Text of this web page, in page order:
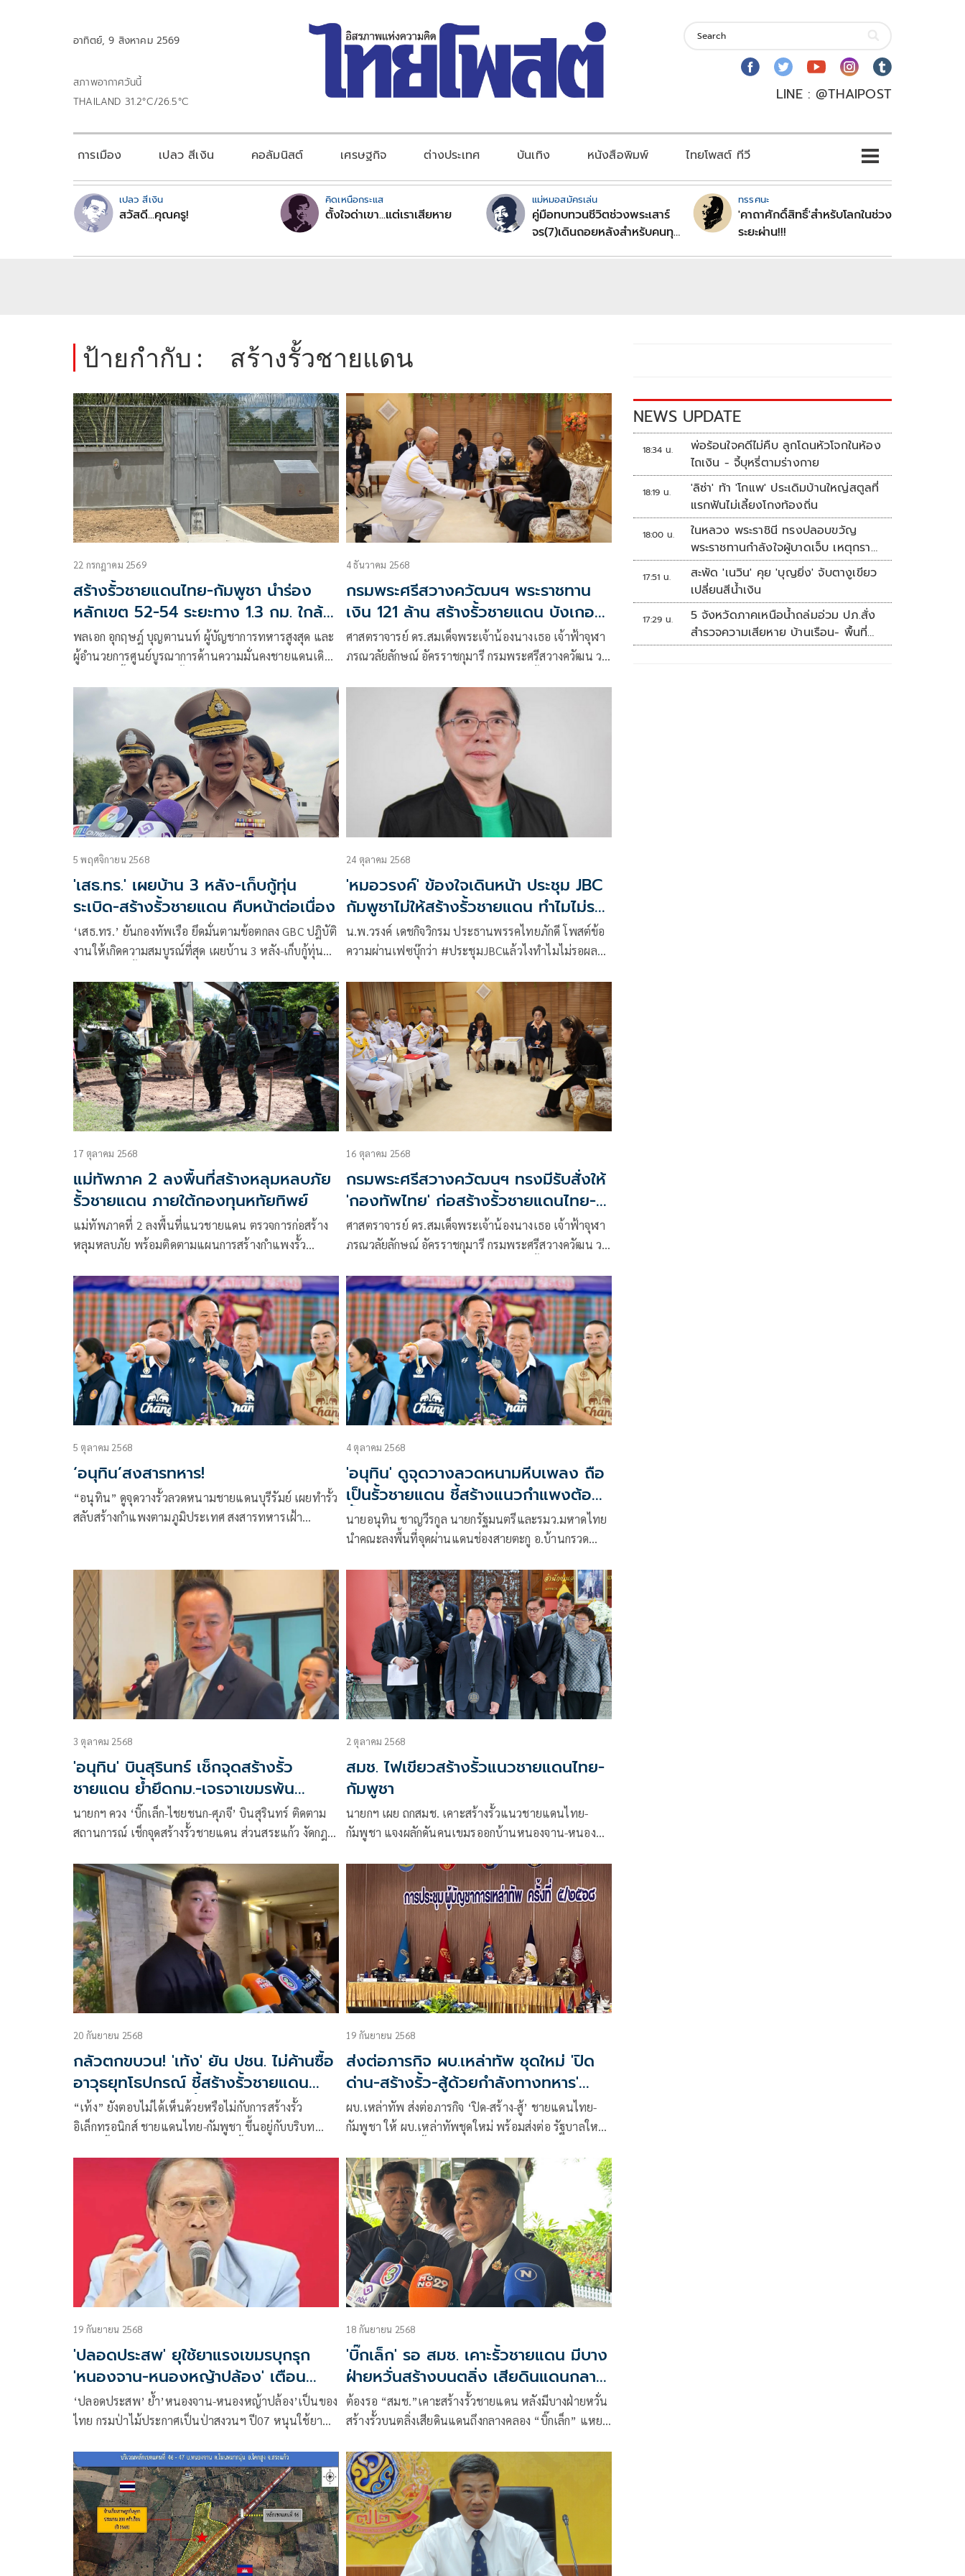
อาทิตย์, 9 สิงหาคม 2569
สภาพอากาศวันนี้
THAILAND 31.2°C/26.5°C
LINE : @THAIPOST
การเมือง เปลว สีเงิน คอลัมนิสต์ เศรษฐกิจ ต่างประเทศ บันเทิง หนังสือพิมพ์ ไทยโพสต์ ทีวี
เปลว สีเงิน
สวัสดี...คุณครู!
คิดเหนือกระแส
ตั้งใจด่าเขา...แต่เราเสียหาย
แม่หมอสมัครเล่น
คู่มือทบทวนชีวิตช่วงพระเสาร์
จร(7)เดินถอยหลังสำหรับคนทุก
ทรรศนะ
'คาถาศักดิ์สิทธิ์'สำหรับโลกในช่วง
ระยะผ่าน!!!
ป้ายกำกับ : สร้างรั้วชายแดน
22 กรกฎาคม 2569
สร้างรั้วชายแดนไทย-กัมพูชา นำร่อง
หลักเขต 52-54 ระยะทาง 1.3 กม. ใกล้
แล้วเสร็จ
พลเอก อุกฤษฎ์ บุญตานนท์ ผู้บัญชาการทหารสูงสุด และ
ผู้อำนวยการศูนย์บูรณาการด้านความมั่นคงชายแดนเดิน
4 ธันวาคม 2568
กรมพระศรีสวางควัฒนฯ พระราชทาน
เงิน 121 ล้าน สร้างรั้วชายแดน บังเกอร์
หลุมหลบภัย ถนนตรวจการณ์
ศาสตราจารย์ ดร.สมเด็จพระเจ้าน้องนางเธอ เจ้าฟ้าจุฬา
ภรณวลัยลักษณ์ อัครราชกุมารี กรมพระศรีสวางควัฒน วร
อัครราชกุมารี โรงพยาบาลจุฬาภรณ์ พระราชทานพระ
5 พฤศจิกายน 2568
'เสธ.ทร.' เผยบ้าน 3 หลัง-เก็บกู้ทุ่น
ระเบิด-สร้างรั้วชายแดน คืบหน้าต่อเนื่อง
‘เสธ.ทร.’ ยันกองทัพเรือ ยึดมั่นตามข้อตกลง GBC ปฎิบัติ
งานให้เกิดความสมบูรณ์ที่สุด เผยบ้าน 3 หลัง-เก็บกู้ทุ่น
ปกป้องอธิปไตย
24 ตุลาคม 2568
'หมอวรงค์' ข้องใจเดินหน้า ประชุม JBC
กัมพูชาไม่ให้สร้างรั้วชายแดน ทำไมไม่รอ
ผลประชามติ
น.พ.วรงค์ เดชกิจวิกรม ประธานพรรคไทยภักดี โพสต์ข้อ
ความผ่านเฟซบุ๊กว่า #ประชุมJBCแล้วไงทำไมไม่รอผล
17 ตุลาคม 2568
แม่ทัพภาค 2 ลงพื้นที่สร้างหลุมหลบภัย
รั้วชายแดน ภายใต้กองทุนหทัยทิพย์
แม่ทัพภาคที่ 2 ลงพื้นที่แนวชายแดน ตรวจการก่อสร้าง
หลุมหลบภัย พร้อมติดตามแผนการสร้างกำแพงรั้ว
16 ตุลาคม 2568
กรมพระศรีสวางควัฒนฯ ทรงมีรับสั่งให้
'กองทัพไทย' ก่อสร้างรั้วชายแดนไทย-
กัมพูชาได้ทันที
ศาสตราจารย์ ดร.สมเด็จพระเจ้าน้องนางเธอ เจ้าฟ้าจุฬา
ภรณวลัยลักษณ์ อัครราชกุมารี กรมพระศรีสวางควัฒน วร
อัครราชกุมารี โรงพยาบาลจุฬาภรณ์ พระราชทานพระ
วโรกาสให้ คุณหญิงจรัสศรี ทีปิรัช
5 ตุลาคม 2568
‘อนุทิน’สงสารทหาร!
“อนุทิน” ดูจุดวางรั้วลวดหนามชายแดนบุรีรัมย์ เผยทำรั้ว
สลับสร้างกำแพงตามภูมิประเทศ สงสารทหารเฝ้า
4 ตุลาคม 2568
'อนุทิน' ดูจุดวางลวดหนามหีบเพลง ถือ
เป็นรั้วชายแดน ชี้สร้างแนวกำแพงต้อง
ขึ้นอยู่กับภูมิประเทศ
นายอนุทิน​ ชาญวีรกูล นายกรัฐมนตรีและรมว.มหาดไทย​
นำคณะ​ลงพื้นที่จุดผ่านแดนช่องสายตะกู อ.บ้านกรวด
โกกี ประเทศกัมพูชา​ โดยตอนนี้ยังถูกปิดอยู่​ ทันทีที่มาถึง​
นายอนุทิน
3 ตุลาคม 2568
'อนุทิน' บินสุรินทร์ เช็กจุดสร้างรั้ว
ชายแดน ย้ำยึดกม.-เจรจาเขมรพ้น
สระแก้ว
นายกฯ ควง ‘บิ๊กเล็ก-ไชยชนก-ศุภจี’ บินสุรินทร์ ติดตาม
สถานการณ์ เช็กจุดสร้างรั้วชายแดน ส่วนสระแก้ว งัดกฎ
หนองหญ้าแก้ว กลับไปอยู่อาณาเขตกัมพูชา
2 ตุลาคม 2568
สมช. ไฟเขียวสร้างรั้วแนวชายแดนไทย-
กัมพูชา
นายกฯ เผย ถกสมช. เคาะสร้างรั้วแนวชายแดนไทย-
กัมพูชา แจงผลักดันคนเขมรออกบ้านหนองจาน-หนอง
โยนเป็นเรื่องสภา ลั่นไม่อยากใช้คำว่ากดดัน
หาก‘กัมพูชา’ไม่ทำตามข้อตกลง อยากอยู่กันแบบนี้ไทยก็
20 กันยายน 2568
กลัวตกขบวน! 'เท้ง' ยัน ปชน. ไม่ค้านซื้อ
อาวุธยุทโธปกรณ์ ชี้สร้างรั้วชายแดน
ต้องดูบริบทแต่ละพื้นที่
“เท้ง” ยังตอบไม่ได้เห็นด้วยหรือไม่กับการสร้างรั้ว
อิเล็กทรอนิกส์ ชายแดนไทย-กัมพูชา ขึ้นอยู่กับบริบท
ที่จำเป็นและเหมาะสม เพื่อป้องกันประเทศ
19 กันยายน 2568
ส่งต่อภารกิจ ผบ.เหล่าทัพ ชุดใหม่ 'ปิด
ด่าน-สร้างรั้ว-สู้ด้วยกำลังทางทหาร'
ปกป้องอธิปไตย
ผบ.เหล่าทัพ ส่งต่อภารกิจ ‘ปิด-สร้าง-สู้’ ชายแดนไทย-
กัมพูชา ให้ ผบ.เหล่าทัพชุดใหม่ พร้อมส่งต่อ รัฐบาลใหม่
มีมติให้ ทบ. คุมชายแดน แจงจำเป็นต้องสร้าง รั้ว
ชายแดน ป้องกันภัยคุกคาม มอง18 ปี
19 กันยายน 2568
'ปลอดประสพ' ยุใช้ยาแรงเขมรบุกรุก
'หนองจาน-หนองหญ้าปล้อง' เตือน
รัฐบาลใหม่อย่าเปิดด่าน
‘ปลอดประสพ’ ย้ำ’หนองจาน-หนองหญ้าปล้อง’เป็นของ
ไทย กรมป่าไม้ประกาศเป็นป่าสงวนฯ ปี07 หนุนใช้ยา
ขาดกับผู้บุกรุก ทำรั้วถาวร เตือนรัฐบาลใหม่อย่าเปิดด่าน
18 กันยายน 2568
'บิ๊กเล็ก' รอ สมช. เคาะรั้วชายแดน มีบาง
ฝ่ายหวั่นสร้างบนตลิ่ง เสียดินแดนกลาง
คลองให้เขมร
ต้องรอ “สมช.”เคาะสร้างรั้วชายแดน หลังมีบางฝ่ายหวั่น
สร้างรั้วบนตลิ่งเสียดินแดนถึงกลางคลอง “บิ๊กเล็ก” แหยง
ต่อว่า รัฐบาลจึงต้องระวัง เผย ครม. รับตำแหน่งแล้ว
ประชุมทันทีเพื่อหาข้อสรุป
NEWS UPDATE
18:34 น.
พ่อร้อนใจคดีไม่คืบ ลูกโดนหัวโจกในห้อง
ไถเงิน - จี้บุหรี่ตามร่างกาย
18:19 น.
'ลิซ่า' ท้า 'โกแพ' ประเดิมบ้านใหญ่สตูลที่
แรกฟันไม่เลี้ยงโกงท้องถิ่น
18:00 น.
ในหลวง พระราชินี ทรงปลอบขวัญ
พระราชทานกำลังใจผู้บาดเจ็บ เหตุกราด
ยิง รร.เทพศิรินทร์นนทบุรี
17:51 น.
สะพัด 'เนวิน' คุย 'บุญยิ่ง' จับตางูเขียว
เปลี่ยนสีน้ำเงิน
17:29 น.
5 จังหวัดภาคเหนือน้ำถล่มอ่วม ปภ.สั่ง
สำรวจความเสียหาย บ้านเรือน- พื้นที่
เกษตร